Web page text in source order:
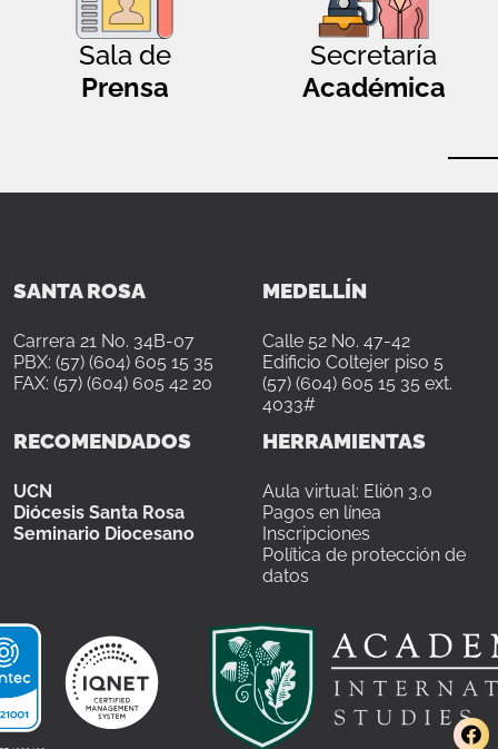
Sala de
Prensa
Secretaría
Académica
SANTA ROSA
Carrera 21 No. 34B-07
PBX: (57) (604) 605 15 35
FAX: (57) (604) 605 42 20
MEDELLÍN
Calle 52 No. 47-42
Edificio Coltejer piso 5
(57) (604) 605 15 35 ext.
4033#
RECOMENDADOS
UCN
Diócesis Santa Rosa
Seminario Diocesano
HERRAMIENTAS
Aula virtual: Elión 3.0
Pagos en línea
Inscripciones
Política de protección de
datos